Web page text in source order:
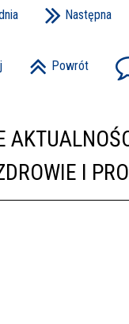
Następna
Powrót
I